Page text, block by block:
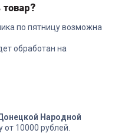
IS1000 800Вт 1000ВА
999₽
по пятницу возможна
обработан на
Народной
от 10000 рублей.